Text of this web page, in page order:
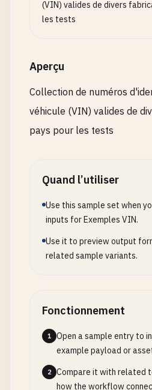
# --- Korean Vehicles ---
# Kia (South Korea)
KNDJE5A20F6000000
# Genesis (South Korea)
KNDJB2C24K6000000
# Peugeot (France)
VF3CU5HZ6HG123456
VF1LG0H07K5000000
(VIN) valides de divers
les tests
Aperçu
Collection de numéros
véhicule (VIN) valides de
pays pour les tests
Quand l’utiliser
Use this sample set when
inputs for Exemples VIN.
Use it to preview output
related sample variants.
Fonctionnement
1
Open a sample entry to
example payload or
2
Compare it with related
how the workflow